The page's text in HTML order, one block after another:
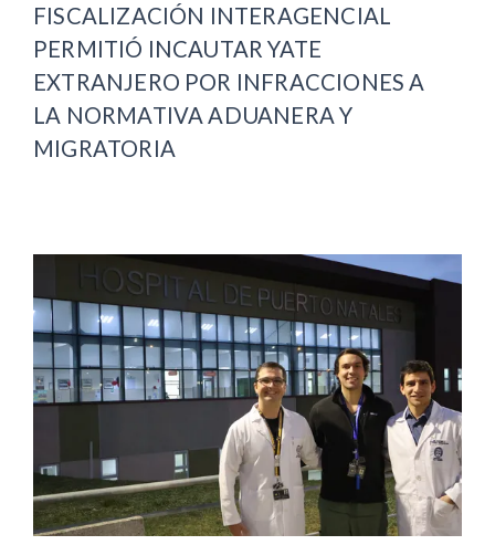
FISCALIZACIÓN INTERAGENCIAL
PERMITIÓ INCAUTAR YATE
EXTRANJERO POR INFRACCIONES A
LA NORMATIVA ADUANERA Y
MIGRATORIA